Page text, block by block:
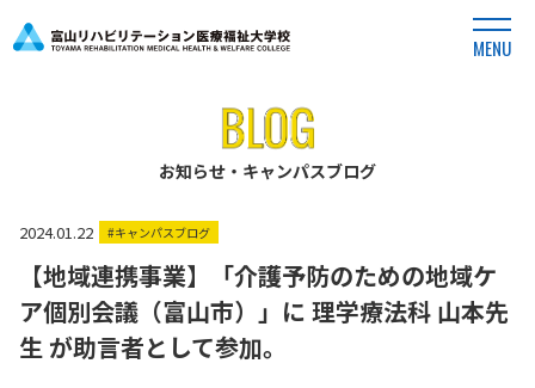
MENU
お知らせ・キャンパスブログ
2024.01.22 #キャンパスブログ
【地域連携事業】「介護予防のための地域ケ
ア個別会議（富山市）」に 理学療法科 山本先
生 が助言者として参加。